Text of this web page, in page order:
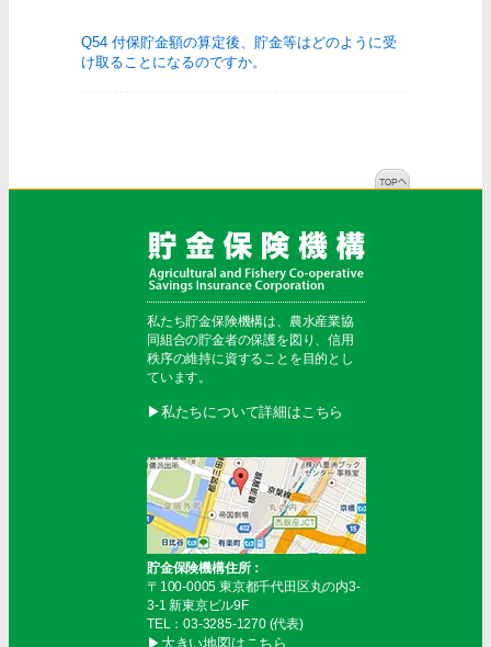
Q54 付保貯金額の算定後、貯金等はどのように受
け取ることになるのですか。
私たち貯金保険機構は、農水産業協
同組合の貯金者の保護を図り、信用
秩序の維持に資することを目的とし
ています。
▶︎私たちについて詳細はこちら
貯金保険機構住所：
〒100-0005 東京都千代田区丸の内3-
3-1 新東京ビル9F
TEL：03-3285-1270 (代表)
▶︎大きい地図はこちら